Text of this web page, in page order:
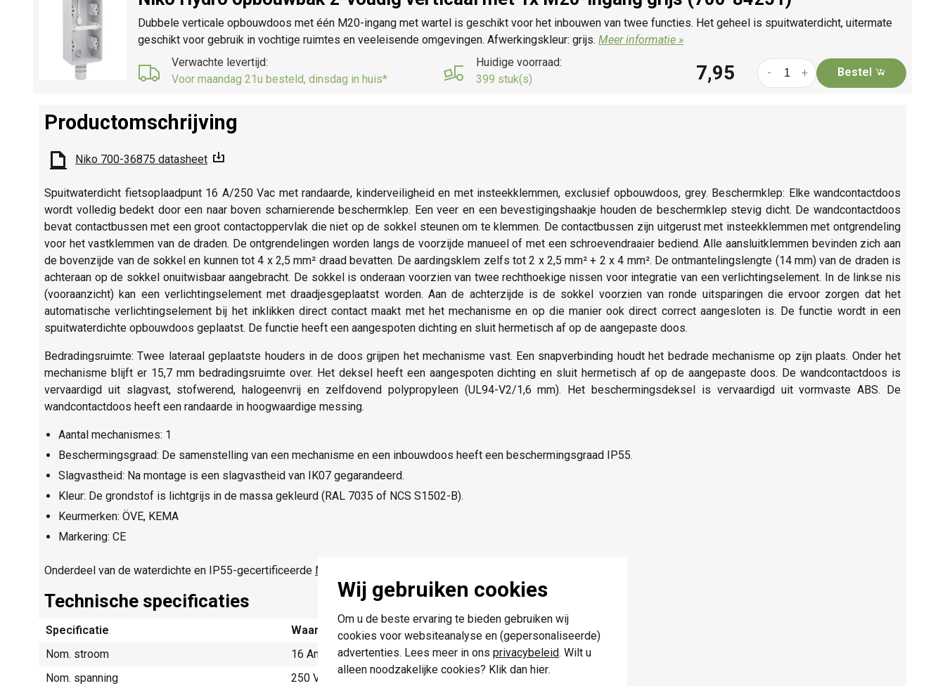
Wij gebruiken cookies
Om u de beste ervaring te bieden gebruiken wij
cookies voor websiteanalyse en (gepersonaliseerde)
advertenties. Lees meer in ons privacybeleid. Wilt u
alleen noodzakelijke cookies? Klik dan hier.
Dubbele verticale opbouwdoos met één M20-ingang met wartel is geschikt voor het inbouwen van twee functies. Het geheel is spuitwaterdicht, uitermate
geschikt voor gebruik in vochtige ruimtes en veeleisende omgevingen. Afwerkingskleur: grijs. Meer informatie »
Verwachte levertijd:
Voor maandag 21u besteld, dinsdag in huis*
Huidige voorraad:
399 stuk(s)
7,95 +
- Bestel
Productomschrijving
Niko 700-36875 datasheet
Spuitwaterdicht fietsoplaadpunt 16 A/250 Vac met randaarde, kinderveiligheid en met insteekklemmen, exclusief opbouwdoos, grey. Beschermklep: Elke wandcontactdoos
wordt volledig bedekt door een naar boven scharnierende beschermklep. Een veer en een bevestigingshaakje houden de beschermklep stevig dicht. De wandcontactdoos
bevat contactbussen met een groot contactoppervlak die niet op de sokkel steunen om te klemmen. De contactbussen zijn uitgerust met insteekklemmen met ontgrendeling
voor het vastklemmen van de draden. De ontgrendelingen worden langs de voorzijde manueel of met een schroevendraaier bediend. Alle aansluitklemmen bevinden zich aan
de bovenzijde van de sokkel en kunnen tot 4 x 2,5 mm² draad bevatten. De aardingsklem zelfs tot 2 x 2,5 mm² + 2 x 4 mm². De ontmantelingslengte (14 mm) van de draden is
achteraan op de sokkel onuitwisbaar aangebracht. De sokkel is onderaan voorzien van twee rechthoekige nissen voor integratie van een verlichtingselement. In de linkse nis
(vooraanzicht) kan een verlichtingselement met draadjesgeplaatst worden. Aan de achterzijde is de sokkel voorzien van ronde uitsparingen die ervoor zorgen dat het
automatische verlichtingselement bij het inklikken direct contact maakt met het mechanisme en op die manier ook direct correct aangesloten is. De functie wordt in een
spuitwaterdichte opbouwdoos geplaatst. De functie heeft een aangespoten dichting en sluit hermetisch af op de aangepaste doos.
Bedradingsruimte: Twee lateraal geplaatste houders in de doos grijpen het mechanisme vast. Een snapverbinding houdt het bedrade mechanisme op zijn plaats. Onder het
mechanisme blijft er 15,7 mm bedradingsruimte over. Het deksel heeft een aangespoten dichting en sluit hermetisch af op de aangepaste doos. De wandcontactdoos is
vervaardigd uit slagvast, stofwerend, halogeenvrij en zelfdovend polypropyleen (UL94-V2/1,6 mm). Het beschermingsdeksel is vervaardigd uit vormvaste ABS. De
wandcontactdoos heeft een randaarde in hoogwaardige messing.
Aantal mechanismes: 1
Beschermingsgraad: De samenstelling van een mechanisme en een inbouwdoos heeft een beschermingsgraad IP55.
Slagvastheid: Na montage is een slagvastheid van IK07 gegarandeerd.
Kleur: De grondstof is lichtgrijs in de massa gekleurd (RAL 7035 of NCS S1502-B).
Keurmerken: ÖVE, KEMA
Markering: CE
Onderdeel van de waterdichte en IP55-gecertificeerde Niko Hydro
Technische specificaties
Specificatie
Waarde
Nom. stroom
16 Ampère (A)
Nom. spanning
250 Volt (V)